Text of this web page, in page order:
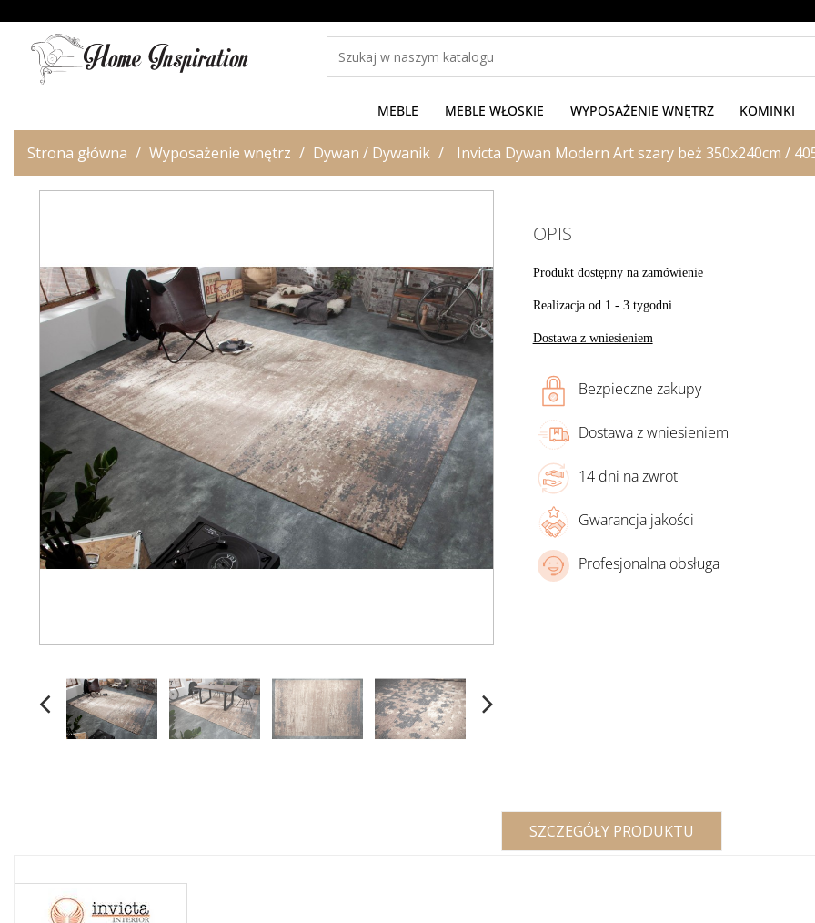
MEBLE MEBLE WŁOSKIE WYPOSAŻENIE WNĘTRZ KOMINKI
Strona główna Wyposażenie wnętrz Dywan / Dywanik Invicta Dywan Modern Art szary beż 350x240cm /
OPIS
Produkt dostępny na zamówienie
Realizacja od 1 - 3 tygodni
Dostawa z wniesieniem
Bezpieczne zakupy
Dostawa z wniesieniem
14 dni na zwrot
Gwarancja jakości
Profesjonalna obsługa
SZCZEGÓŁY PRODUKTU